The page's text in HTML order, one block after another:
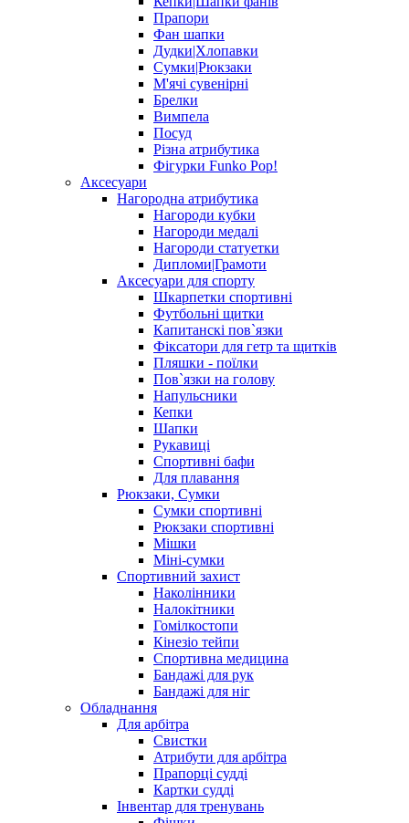
Прапори
Фан шапки
Дудки|Хлопавки
Сумки|Рюкзаки
М'ячі сувенірні
Брелки
Вимпела
Посуд
Різна атрибутика
Фігурки Funko Pop!
Аксесуари
Нагородна атрибутика
Нагороди кубки
Нагороди медалі
Нагороди статуетки
Дипломи|Грамоти
Аксесуари для спорту
Шкарпетки спортивні
Футбольні щитки
Капитанскі пов`язки
Фіксатори для гетр та щитків
Пляшки - поїлки
Пов`язки на голову
Напульсники
Кепки
Шапки
Рукавиці
Спортивні бафи
Для плавання
Рюкзаки, Сумки
Сумки спортивні
Рюкзаки спортивні
Мішки
Міні-сумки
Спортивний захист
Наколінники
Налокітники
Гомілкостопи
Кінезіо тейпи
Спортивна медицина
Бандажі для рук
Бандажі для ніг
Обладнання
Для арбітра
Свистки
Атрибути для арбітра
Прапорці судді
Картки судді
Інвентар для тренувань